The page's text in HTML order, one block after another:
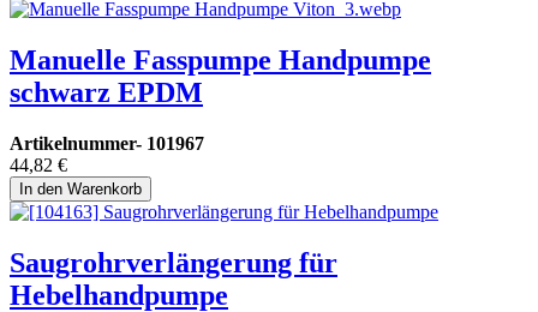
Manuelle Fasspumpe Handpumpe
schwarz EPDM
Artikelnummer- 101967
44,82 €
In den Warenkorb
Saugrohrverlängerung für
Hebelhandpumpe